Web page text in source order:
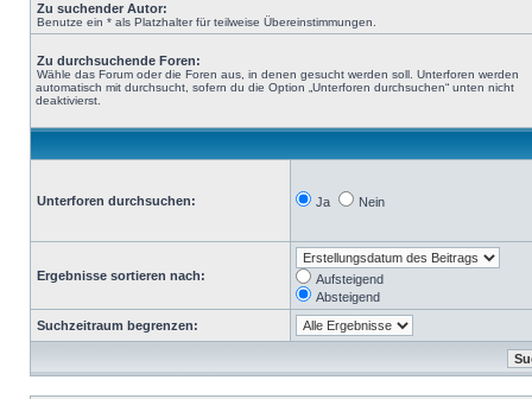
Zu suchender Autor:
Benutze ein * als Platzhalter für teilweise Übereinstimmungen.
Zu durchsuchende Foren:
Wähle das Forum oder die Foren aus, in denen gesucht werden soll. Unterforen werden
automatisch mit durchsucht, sofern du die Option „Unterforen durchsuchen“ unten nicht
deaktivierst.
Unterforen durchsuchen: Ja Nein
Ergebnisse sortieren nach:
Aufsteigend
Absteigend
Suchzeitraum begrenzen: